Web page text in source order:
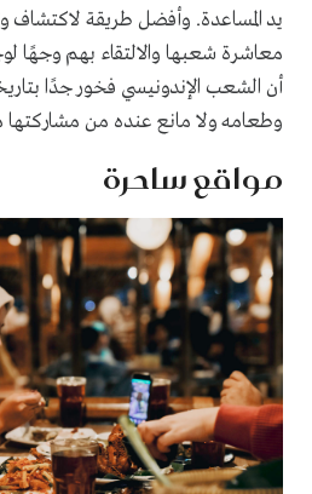
يد المساعدة. وأفضل طريقة لاكتشاف
معاشرة شعبها والالتقاء بهم وجهًا
أن الشعب الإندونيسي فخور جدًا
وطعامه ولا مانع عنده من مشاركتها
مواقع ساحرة